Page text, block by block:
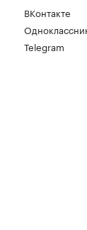
ВКонтакте
Telegram